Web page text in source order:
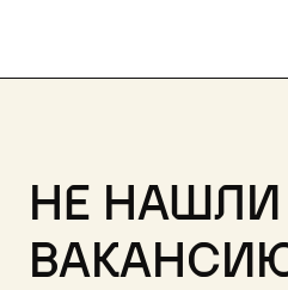
Не нашли